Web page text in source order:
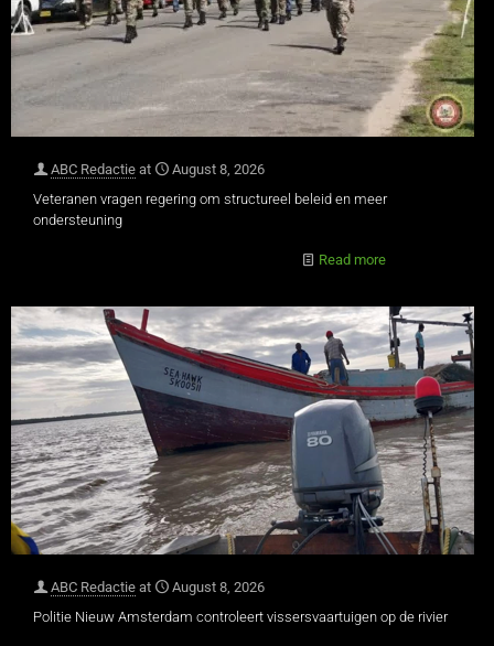
ABC Redactie at
August 8, 2026
Veteranen vragen regering om structureel beleid en meer
ondersteuning
Read more
ABC Redactie at
August 8, 2026
Politie Nieuw Amsterdam controleert vissersvaartuigen op de rivier